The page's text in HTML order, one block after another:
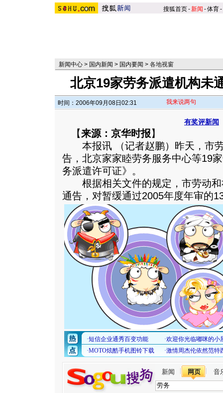
搜狐首页-新闻 -体育-
新闻中心 > 国内新闻 > 国内要闻 > 各地视窗
北京19家劳务派遣机构未
时间：2006年09月08日02:31 我来说两句
有奖评新闻
【来源：京华时报】
本报讯 （记者赵鹏）昨天，市劳
告，北京家家睦劳务服务中心等19
务派遣许可证》。
根据相关文件的规定，市劳动和
通告，对暂缓通过2005年度年审的
新闻 网页 音